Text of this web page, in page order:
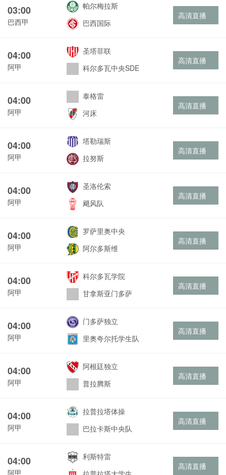
03:00
巴西甲
帕尔梅拉斯
巴西国际
高清直播
04:00
阿甲
圣塔菲联
科尔多瓦中央SDE
高清直播
04:00
阿甲
泰格雷
河床
高清直播
04:00
阿甲
塔勒瑞斯
拉努斯
高清直播
04:00
阿甲
圣洛伦索
飓风队
高清直播
04:00
阿甲
罗萨里奥中央
阿尔多斯维
高清直播
04:00
阿甲
科尔多瓦学院
甘拿斯亚门多萨
高清直播
04:00
阿甲
门多萨独立
里奥夸尔托学生队
高清直播
04:00
阿甲
阿根廷独立
普拉腾斯
高清直播
04:00
阿甲
拉普拉塔体操
巴拉卡斯中央队
高清直播
04:00
阿甲
利斯特雷
高清直播